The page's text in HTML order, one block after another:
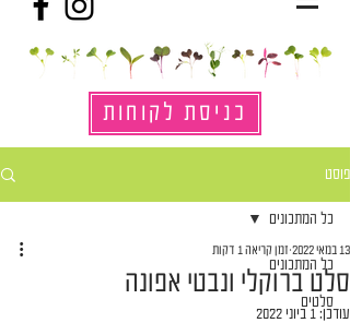
כניסת לקוחות
פוסט
כל המתכונים
סלטים
כל המתכונים
סלט ברוקלי ונבטי אפונה
13 במאי 2022 זמן קריאה 1 דקות
עודכן: 1 ביוני 2022